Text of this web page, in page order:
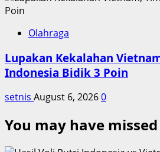
Olahraga
Lupakan Kekalahan
Indonesia Bidik 3 Poin
setnis August 6, 20260
You may have missed